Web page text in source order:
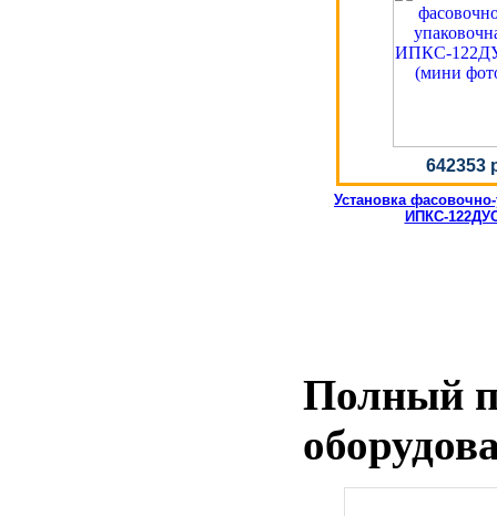
642353
Установка
ИПКС-
Полный